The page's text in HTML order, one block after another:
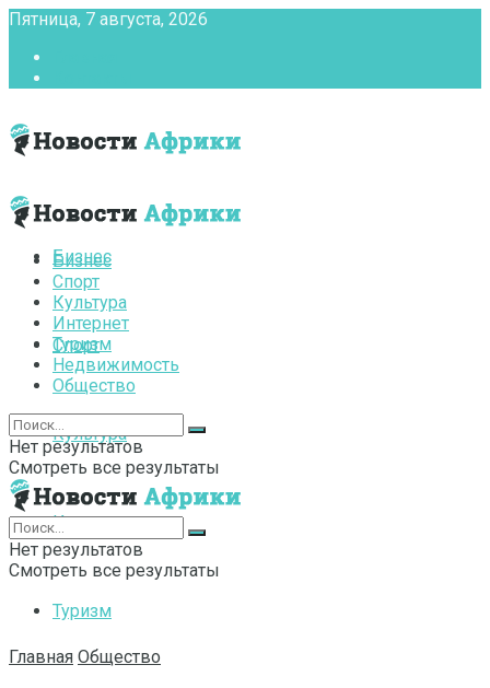
Пятница, 7 августа, 2026
Бизнес
Спорт
Культура
Интернет
Туризм
Бизнес
Спорт
Культура
Интернет
Туризм
Недвижимость
Общество
Нет результатов
Смотреть все результаты
Нет результатов
Смотреть все результаты
Главная Общество